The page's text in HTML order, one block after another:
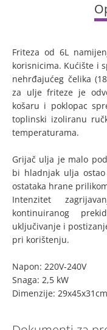
Friteza od 6L
korisnicima. Kućište i
nehrđajućeg čelika
za ulje friteze je
košaru i poklopac
toplinski izoliranu
temperaturama.
Grijač ulja je malo
bi hladnjak ulja
ostataka hrane
Intenzitet
kontinuiranog
uključivanje i
pri korištenju.
Napon: 220V-240V
Snaga: 2,5 kW
Dimenzije: 29x45x31cm